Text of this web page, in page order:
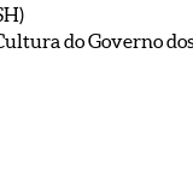
do Governo